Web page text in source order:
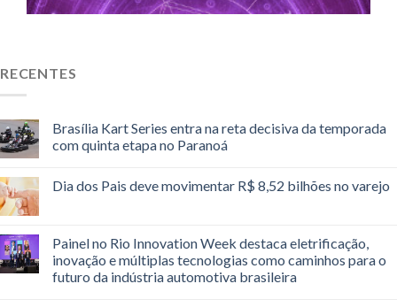
RECENTES
Brasília Kart Series entra na reta decisiva da temporada
com quinta etapa no Paranoá
Dia dos Pais deve movimentar R$ 8,52 bilhões no varejo
Painel no Rio Innovation Week destaca eletrificação,
inovação e múltiplas tecnologias como caminhos para o
futuro da indústria automotiva brasileira